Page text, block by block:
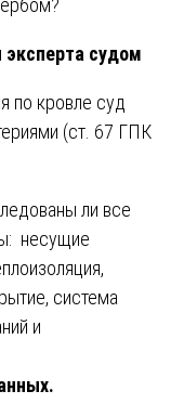
эксперта судом
по кровле суд
(ст. 67 ГПК
ли все
несущие
система
и